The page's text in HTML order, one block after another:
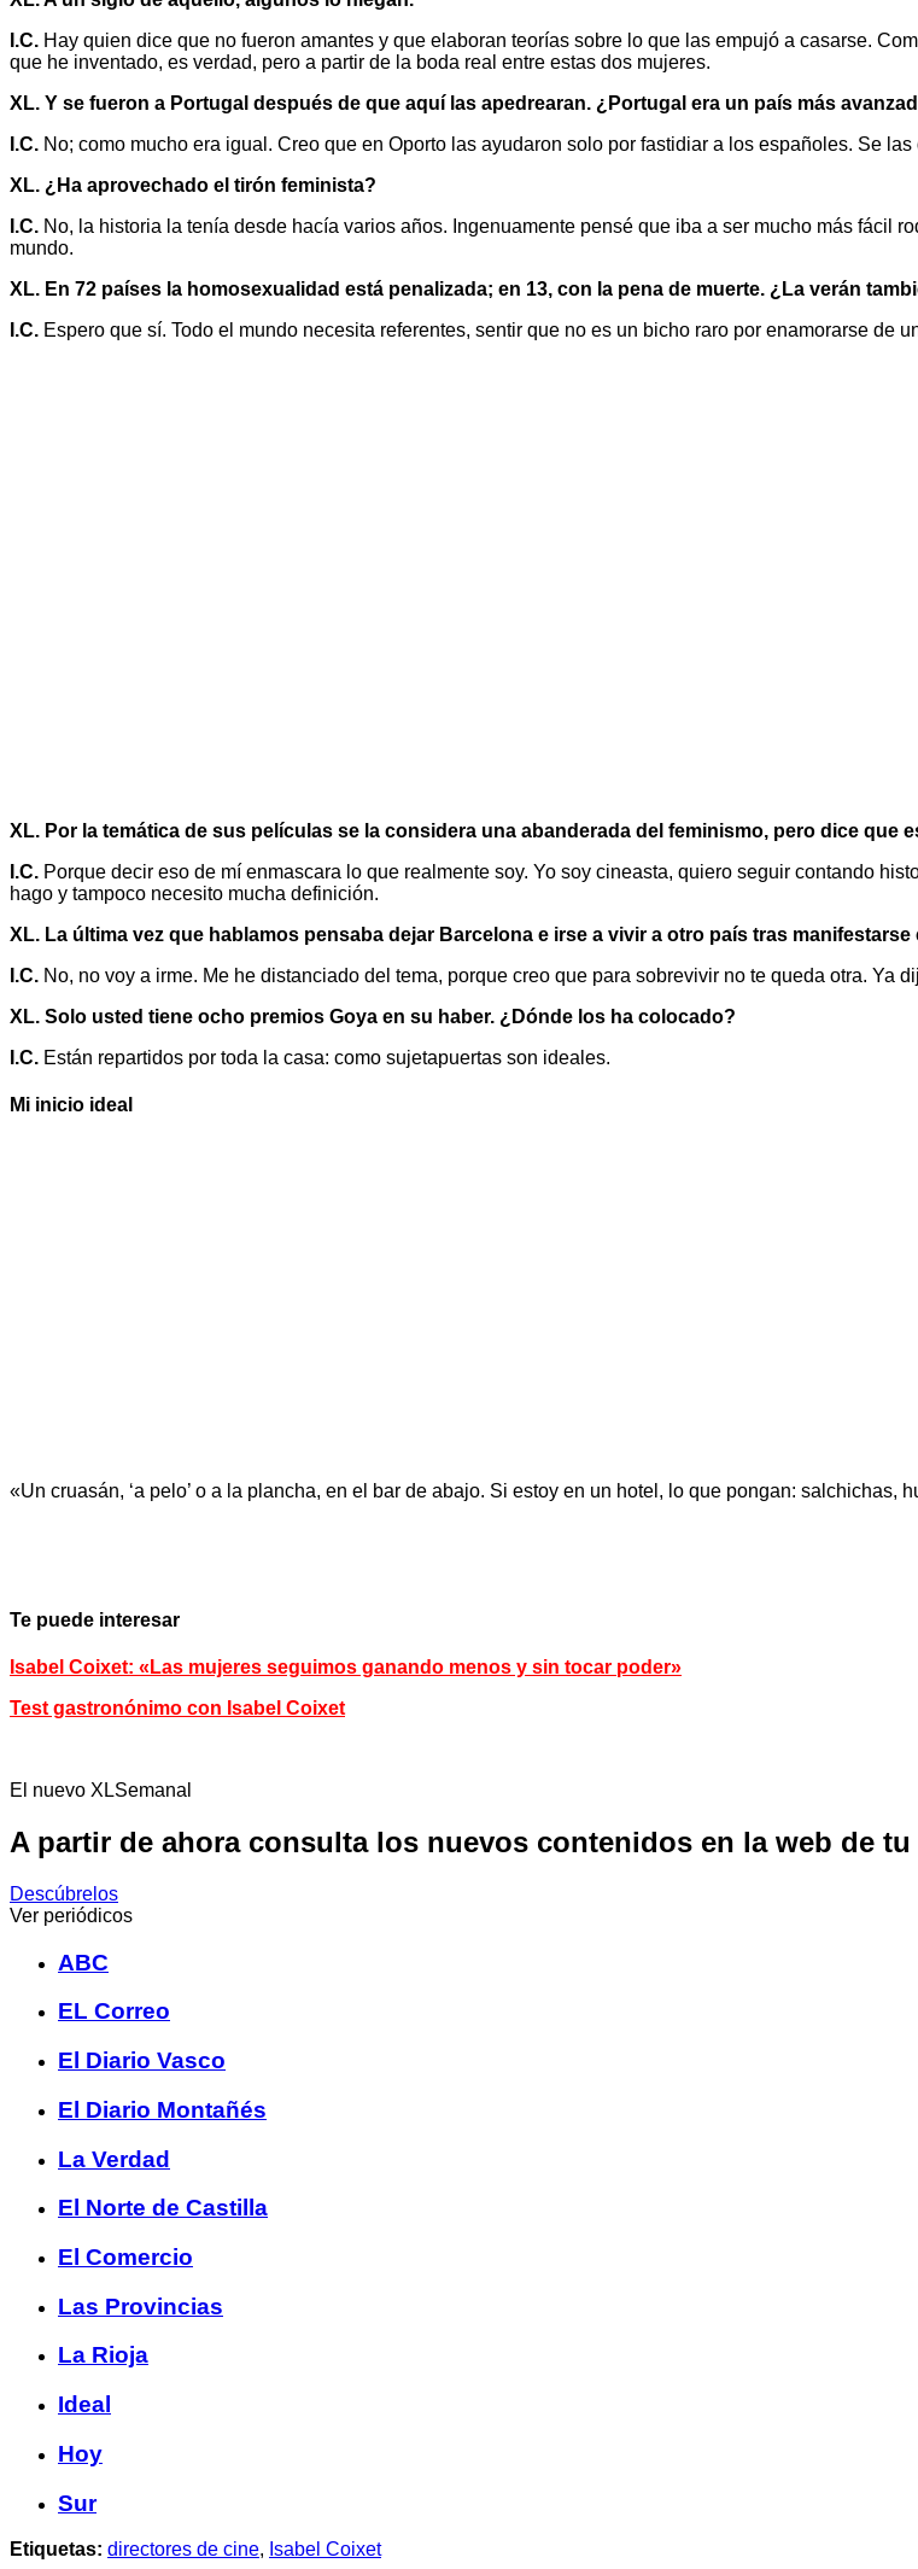
I.C. Hay quien dice que no fueron amantes y que elaboran teorías sobre lo que las empujó a casarse.
que he inventado, es verdad, pero a partir de la boda real entre estas dos mujeres.
XL. Y se fueron a Portugal después de que aquí las apedrearan. ¿Portugal era un país más
I.C. No; como mucho era igual. Creo que en Oporto las ayudaron solo por fastidiar a los españoles. Se
XL. ¿Ha aprovechado el tirón feminista?
I.C. No, la historia la tenía desde hacía varios años. Ingenuamente pensé que iba a ser mucho más fácil
mundo.
XL. En 72 países la homosexualidad está penalizada; en 13, con la pena de muerte. ¿La verán
I.C. Espero que sí. Todo el mundo necesita referentes, sentir que no es un bicho raro por enamorarse de
XL. Por la temática de sus películas se la considera una abanderada del feminismo, pero dice que
I.C. Porque decir eso de mí enmascara lo que realmente soy. Yo soy cineasta, quiero seguir contando
hago y tampoco necesito mucha definición.
XL. La última vez que hablamos pensaba dejar Barcelona e irse a vivir a otro país tras
I.C. No, no voy a irme. Me he distanciado del tema, porque creo que para sobrevivir no te queda otra. Ya
XL. Solo usted tiene ocho premios Goya en su haber. ¿Dónde los ha colocado?
I.C. Están repartidos por toda la casa: como sujetapuertas son ideales.
Mi inicio ideal
«Un cruasán, ‘a pelo’ o a la plancha, en el bar de abajo. Si estoy en un hotel, lo que pongan:
Te puede interesar
Isabel Coixet: «Las mujeres seguimos ganando menos y sin tocar poder»
Test gastronónimo con Isabel Coixet
El nuevo XLSemanal
A partir de ahora consulta los nuevos contenidos en la web de
Descúbrelos
Ver periódicos
ABC
EL Correo
El Diario Vasco
El Diario Montañés
La Verdad
El Norte de Castilla
El Comercio
Las Provincias
La Rioja
Ideal
Hoy
Sur
Etiquetas: directores de cine, Isabel Coixet